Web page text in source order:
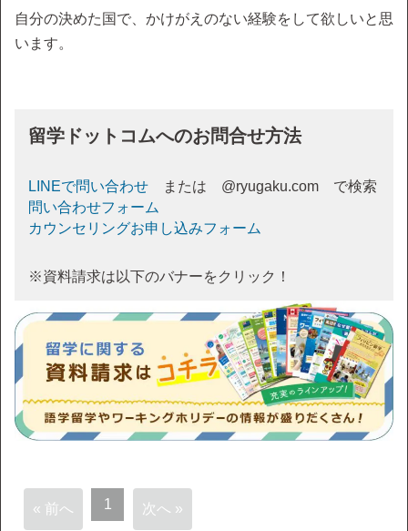
自分の決めた国で、かけがえのない経験をして欲しいと思
います。
留学ドットコムへのお問合せ方法
LINEで問い合わせ または @ryugaku.com で検索
問い合わせフォーム
カウンセリングお申し込みフォーム
※資料請求は以下のバナーをクリック！
« 前へ 1 次へ »